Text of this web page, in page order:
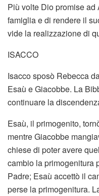
Più volte Dio promise
famiglia e di rendere il
vide la realizzazione di
ISACCO
Isacco sposò Rebecca
Esaù e Giacobbe. La
continuare la
Esaù, il primogenito,
mentre Giacobbe
chiese di poter avere
cambio la primogenitura
Padre; Esaù accettò il
perse la primogenitura.